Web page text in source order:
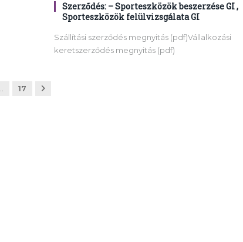
Szerződés: – Sporteszközök beszerzése GI ,
Sporteszközök felülvizsgálata GI
Szállítási szerződés megnyitás (pdf)Vállalkozási
keretszerződés megnyitás (pdf)
17 Következő